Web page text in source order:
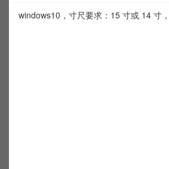
windows10，寸尺要求：15 寸或 14 寸